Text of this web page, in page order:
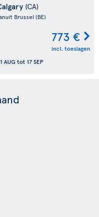
(CA)
Brussel (BE)
773 €
incl. toeslagen
AUG tot 17 SEP